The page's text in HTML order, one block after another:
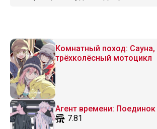
Комнатный поход: Сауна,
трёхколёсный мотоцикл
Агент времени: Поединок
7.81